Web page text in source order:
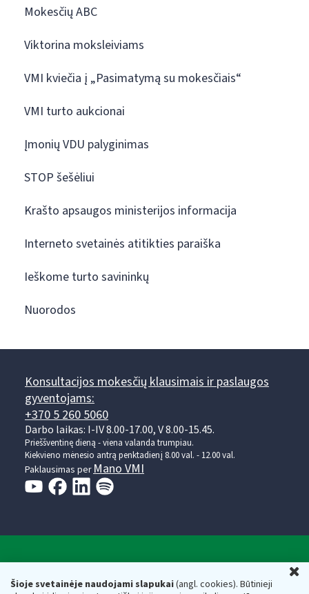
Šioje svetainėje naudojami slapukai(angl. cookies). Būtinieji
Mokesčių ABC
Viktorina moksleiviams
VMI kviečia į „Pasimatymą su mokesčiais“
VMI turto aukcionai
Įmonių VDU palyginimas
STOP šešėliui
Krašto apsaugos ministerijos informacija
Interneto svetainės atitikties paraiška
Ieškome turto savininkų
Nuorodos
Konsultacijos mokesčių klausimais ir paslaugos
gyventojams:
+370 5 260 5060
Darbo laikas: I-IV 8.00-17.00, V 8.00-15.45.
Prieššventinę dieną - viena valanda trumpiau.
Kiekvieno mėnesio antrą penktadienį 8.00 val. - 12.00 val.
Paklausimas perMano VMI
Valstybinė mokesčių inspekcija prie Lietuvos
Respublikos finansų ministerijos